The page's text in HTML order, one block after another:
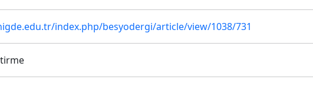
index.php/besyodergi/article/view/1038/731